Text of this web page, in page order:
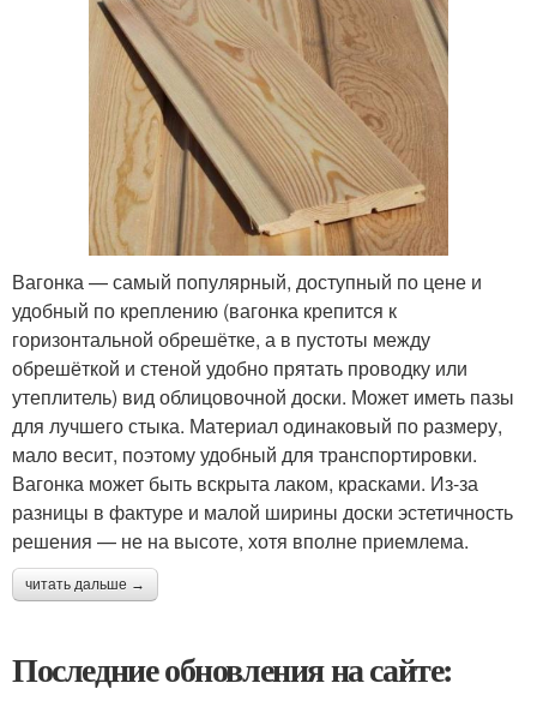
Вагонка — самый популярный, доступный по цене и
удобный по креплению (вагонка крепится к
горизонтальной обрешётке, а в пустоты между
обрешёткой и стеной удобно прятать проводку или
утеплитель) вид облицовочной доски. Может иметь пазы
для лучшего стыка. Материал одинаковый по размеру,
мало весит, поэтому удобный для транспортировки.
Вагонка может быть вскрыта лаком, красками. Из-за
разницы в фактуре и малой ширины доски эстетичность
решения — не на высоте, хотя вполне приемлема.
читать дальше →
Последние обновления на сайте: